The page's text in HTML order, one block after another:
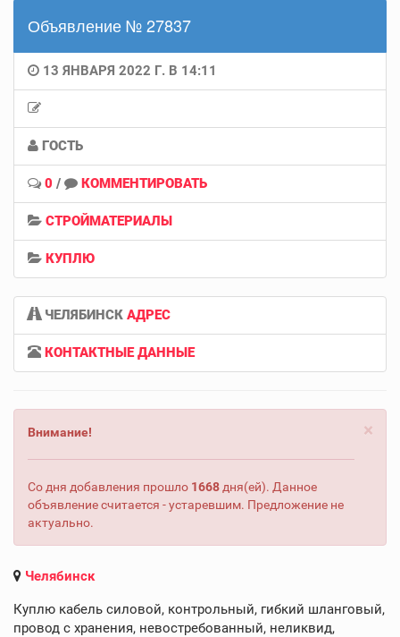
Объявление № 27837
13 ЯНВАРЯ 2022 Г. В 14:11
ГОСТЬ
0 / КОММЕНТИРОВАТЬ
СТРОЙМАТЕРИАЛЫ
КУПЛЮ
ЧЕЛЯБИНСК АДРЕС
КОНТАКТНЫЕ ДАННЫЕ
×
Внимание!
Со дня добавления прошло 1668 дня(ей). Данное
объявление считается - устаревшим. Предложение не
актуально.
Челябинск
Куплю кабель силовой, контрольный, гибкий шланговый,
провод с хранения, невостребованный, неликвид,